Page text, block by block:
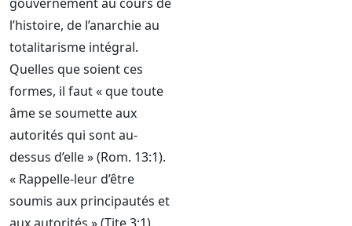
l’histoire, de l’anarchie au
totalitarisme intégral.
Quelles que soient ces
formes, il faut « que toute
âme se soumette aux
autorités qui sont au-
dessus d’elle » (Rom. 13:1).
« Rappelle-leur d’être
soumis aux principautés et